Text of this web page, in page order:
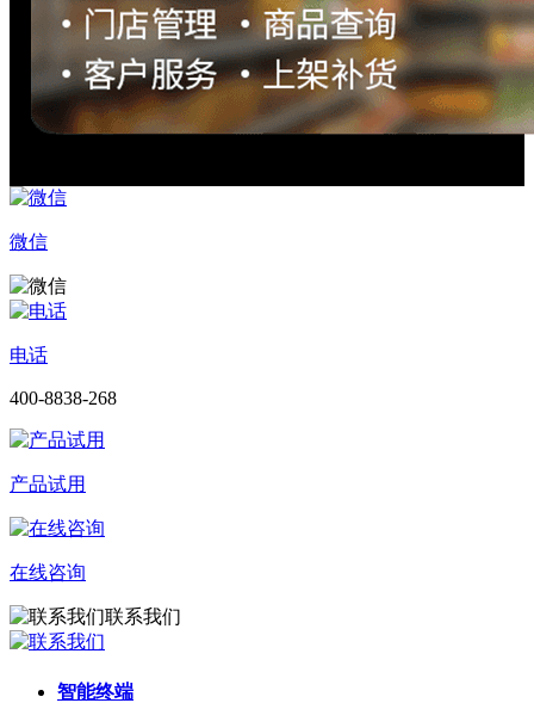
微信
电话
400-8838-268
产品试用
在线咨询
联系我们
智能终端